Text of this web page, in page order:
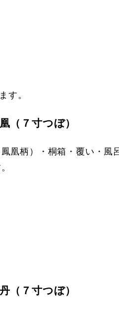
す。
（７寸つぼ）
凰柄）・桐箱・覆い・風
（７寸つぼ）